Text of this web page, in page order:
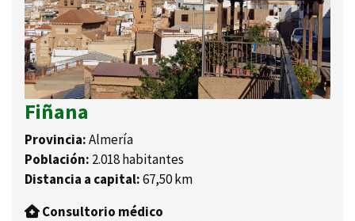
Fiñana
Provincia:Almería
Población: 2.018 habitantes
Distancia a capital:67,50 km
Consultorio médico